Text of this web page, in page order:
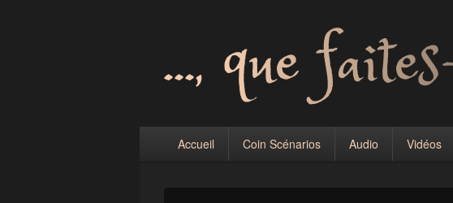
quefaitesvous
principalAccueil Coin Scénarios Audio Vidéos